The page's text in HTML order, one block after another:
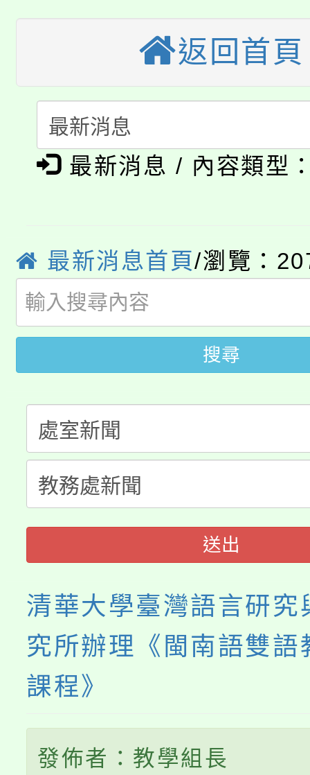
車」活動
生本土語及新住民語歌
公告本校115學年度第
代理(課)教師甄選結果(
代理(課)教師甄選結果(
轉知中國文化大學推廣
《TA101》溝通分析基
系所師生報名參加。
淨零綠生活教案入校路
115年食農教育專業人
學籍身 分審查程序及
版
淨零綠領人才培育課程
公告本校115學年度第
代理(課)教師甄選結果(
「2026金融保險知識
桃園市115學年度學生
代理(課)教師甄選結果(
公告本校115學年度第
代理(課)教師甄選結果(
轉知中國文化大學推廣
《TA101》溝通分析基
程，歡迎學生輔導中心
系所師生報名參加。
返回首頁
最新消息 / 內容類型
最新消息首頁/瀏覽：
搜尋
送出
清華大學臺灣語言研究
究所辦理《閩南語雙語
課程》
發佈者：教學組長